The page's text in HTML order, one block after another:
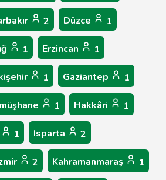
2 Düzce 1
1 Erzincan 1
1 Gaziantep 1
1 Hakkâri 1
1 Isparta 2
2 Kahramanmaraş 1